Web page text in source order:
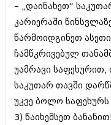
რომანი და
სახალისო ამბები
შოუბიზნესი
დაიჯესტი
ქალი და მამაკაცი
ისტორია
დაიჯესტი
ქალი და მამაკაცი
ისტორია
სხვადასხვა
ანონსი
– „დაინახეთ“
კარიერაში
წარმოიდგინეთ
ჩამწკრივებულ
უამრავი საფეხურით,
საკუთარ თავში
უკვე ბოლო
3) წაიხემსეთ ბანანით!